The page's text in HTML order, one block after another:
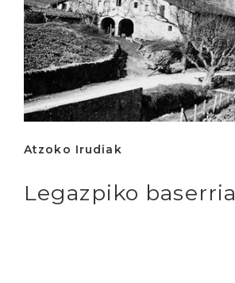
Atzoko Irudiak
Legazpiko baserria